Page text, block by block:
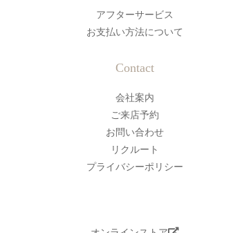
アフターサービス
お支払い方法について
Contact
会社案内
ご来店予約
お問い合わせ
リクルート
プライバシーポリシー